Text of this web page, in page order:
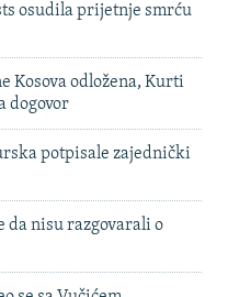
osudila prijetnje smrću
Kosova odložena, Kurti
dogovor
potpisale zajednički
da nisu razgovarali o